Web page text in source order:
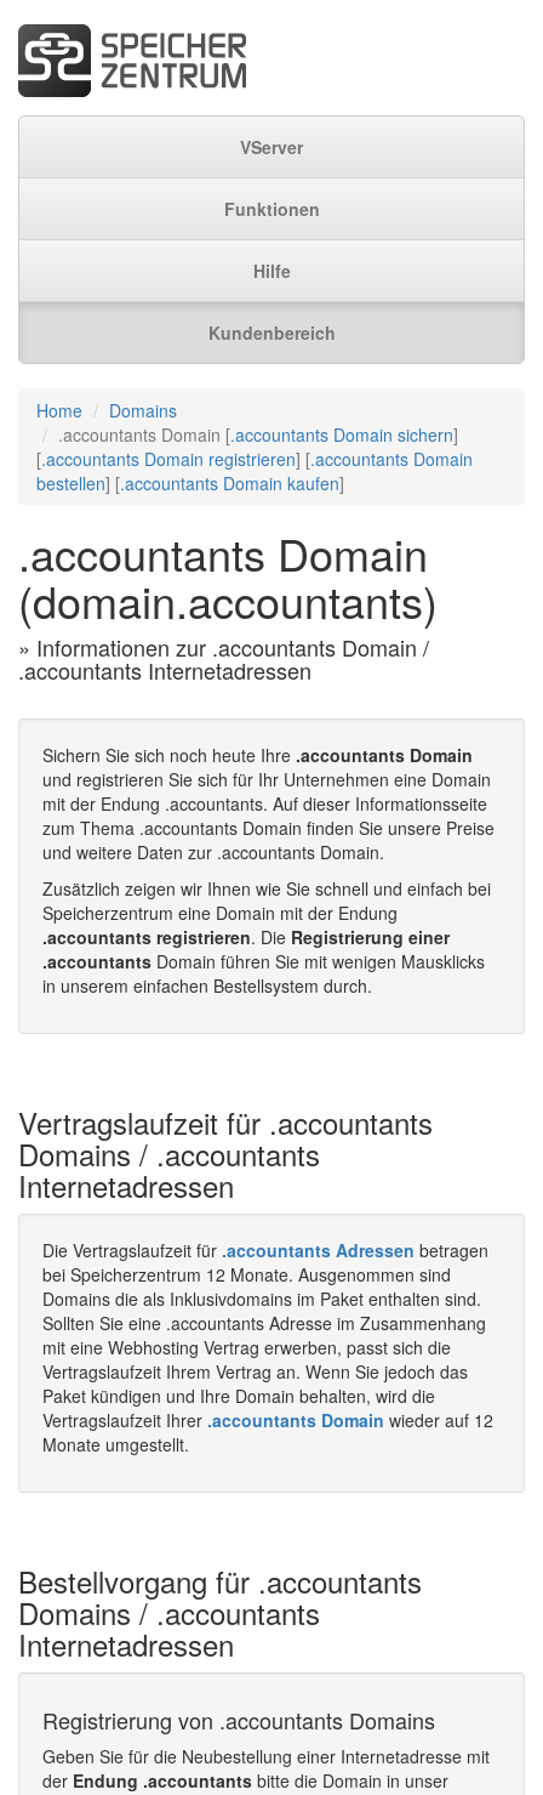
VServer
Funktionen
Hilfe
Kundenbereich
Home
Domains
.accountants Domain [.accountants Domain sichern]
[.accountants Domain registrieren] [.accountants Domain
bestellen] [.accountants Domain kaufen]
.accountants Domain
(domain.accountants)
» Informationen zur .accountants Domain /
.accountants Internetadressen
Sichern Sie sich noch heute Ihre .accountants Domain
und registrieren Sie sich für Ihr Unternehmen eine Domain
mit der Endung .accountants. Auf dieser Informationsseite
zum Thema .accountants Domain finden Sie unsere Preise
und weitere Daten zur .accountants Domain.
Zusätzlich zeigen wir Ihnen wie Sie schnell und einfach bei
Speicherzentrum eine Domain mit der Endung
.accountants registrieren. Die Registrierung einer
.accountants Domain führen Sie mit wenigen Mausklicks
in unserem einfachen Bestellsystem durch.
Vertragslaufzeit für .accountants
Domains / .accountants
Internetadressen
Die Vertragslaufzeit für .accountants Adressen betragen
bei Speicherzentrum 12 Monate. Ausgenommen sind
Domains die als Inklusivdomains im Paket enthalten sind.
Sollten Sie eine .accountants Adresse im Zusammenhang
mit eine Webhosting Vertrag erwerben, passt sich die
Vertragslaufzeit Ihrem Vertrag an. Wenn Sie jedoch das
Paket kündigen und Ihre Domain behalten, wird die
Vertragslaufzeit Ihrer .accountants Domain wieder auf 12
Monate umgestellt.
Bestellvorgang für .accountants
Domains / .accountants
Internetadressen
Registrierung von .accountants Domains
Geben Sie für die Neubestellung einer Internetadresse mit
der Endung .accountants bitte die Domain in unser